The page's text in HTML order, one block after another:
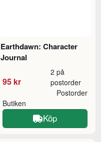
Earthdawn: Character
Journal
95 kr
2 på
postorder
Butiken
Postorder
Köp